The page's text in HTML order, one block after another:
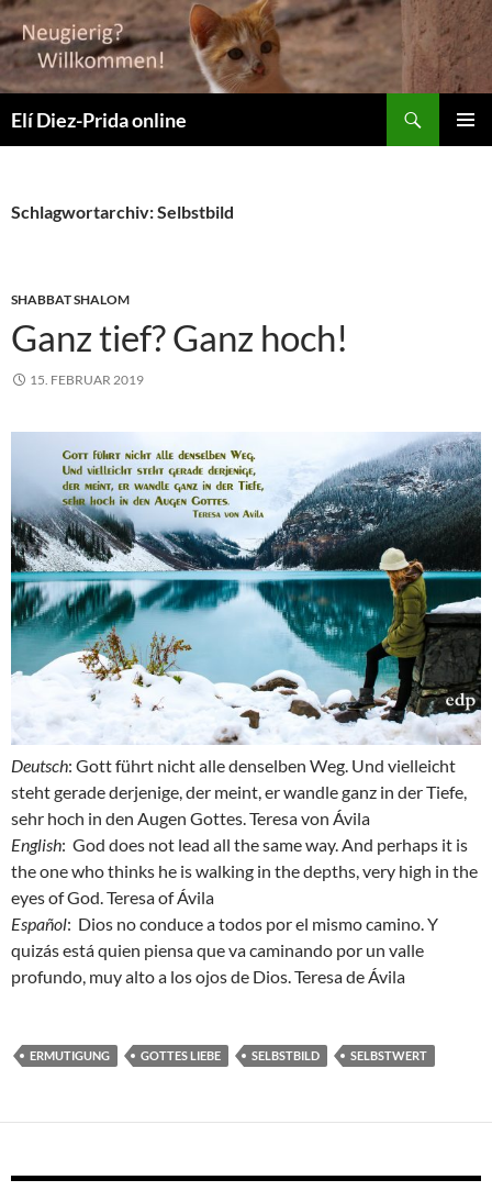
Zum
Inhalt
springen
Elí Diez-Prida online
Schlagwortarchiv: Selbstbild
SHABBAT SHALOM
Ganz tief? Ganz hoch!
15. FEBRUAR 2019
Deutsch: Gott führt nicht alle denselben Weg. Und vielleicht
steht gerade derjenige, der meint, er wandle ganz in der Tiefe,
sehr hoch in den Augen Gottes. Teresa von Ávila
English: God does not lead all the same way. And perhaps it is
the one who thinks he is walking in the depths, very high in the
eyes of God. Teresa of Ávila
Español: Dios no conduce a todos por el mismo camino. Y
quizás está quien piensa que va caminando por un valle
profundo, muy alto a los ojos de Dios. Teresa de Ávila
ERMUTIGUNG GOTTES LIEBE SELBSTBILD SELBSTWERT